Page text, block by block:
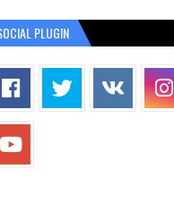
PLUGIN